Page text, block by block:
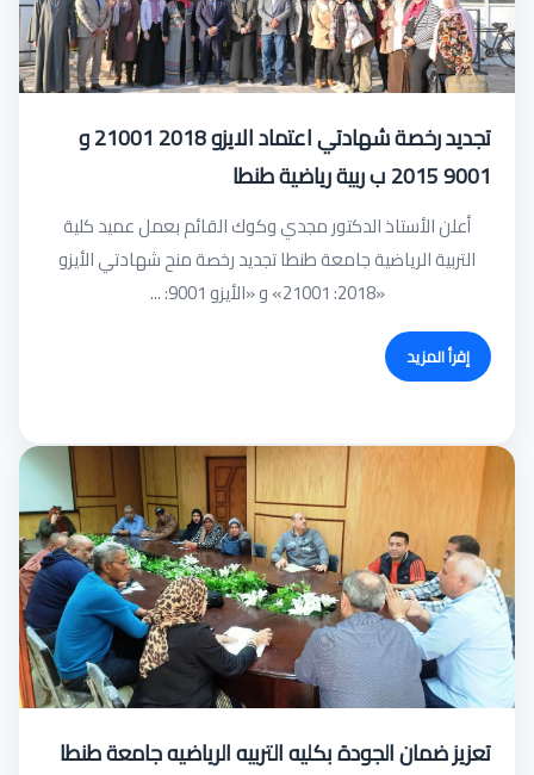
تجديد رخصة شهادتي اعتماد الايزو 2018 21001 و
9001 2015 ب ربية رياضية طنطا
أعلن الأستاذ الدكتور مجدي وكوك القائم بعمل عميد كلية
التربية الرياضية جامعة طنطا تجديد رخصة منح شهادتي الأيزو
«2018: 21001» و «الأيزو 9001: ...
إقرأ المزيد
تعزيز ضمان الجودة بكليه التربيه الرياضيه جامعة طنطا